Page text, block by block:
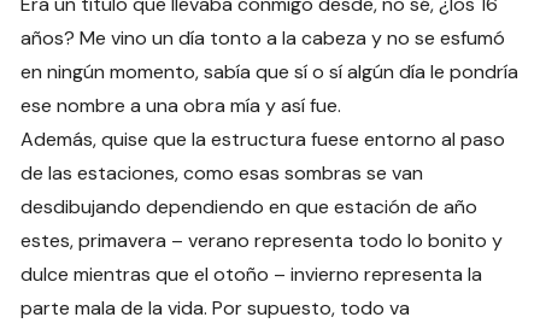
años? Me vino un día tonto a la cabeza y no se esfumó
en ningún momento, sabía que sí o sí algún día le pondría
ese nombre a una obra mía y así fue.
Además, quise que la estructura fuese entorno al paso
de las estaciones, como esas sombras se van
desdibujando dependiendo en que estación de año
estes, primavera – verano representa todo lo bonito y
dulce mientras que el otoño – invierno representa la
parte mala de la vida. Por supuesto, todo va